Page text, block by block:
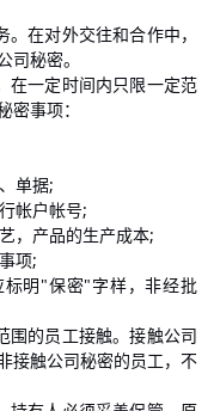
在对外交往和合作中，
秘密。
一定时间内只限一定范
事项：
单据;
帐户帐号;
，产品的生产成本;
项;
明"保密"字样，非经批
的员工接触。接触公司
接触公司秘密的员工，不